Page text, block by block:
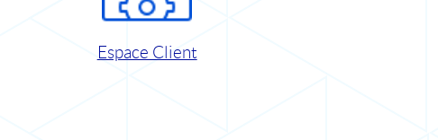
Espace Client